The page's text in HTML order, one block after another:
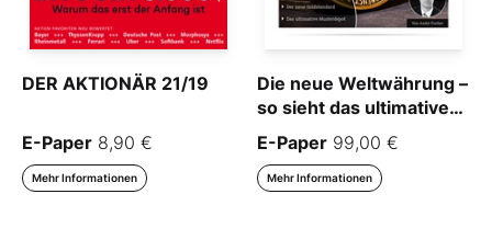
DER AKTIONÄR 21/19
E-Paper 8,90 €
Mehr Informationen
Die neue Weltwährung –
so sieht das ultimative
Depot aus!
E-Paper 99,00 €
Mehr Informationen